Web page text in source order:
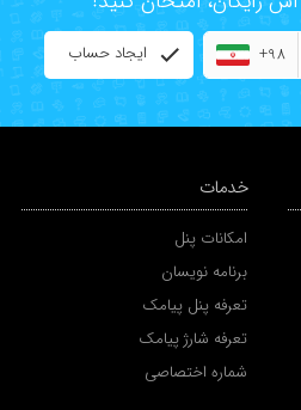
+98 ایجاد حساب
خدمات
امکانات پنل
برنامه نویسان
تعرفه پنل پیامک
تعرفه شارژ پیامک
شماره اختصاصی